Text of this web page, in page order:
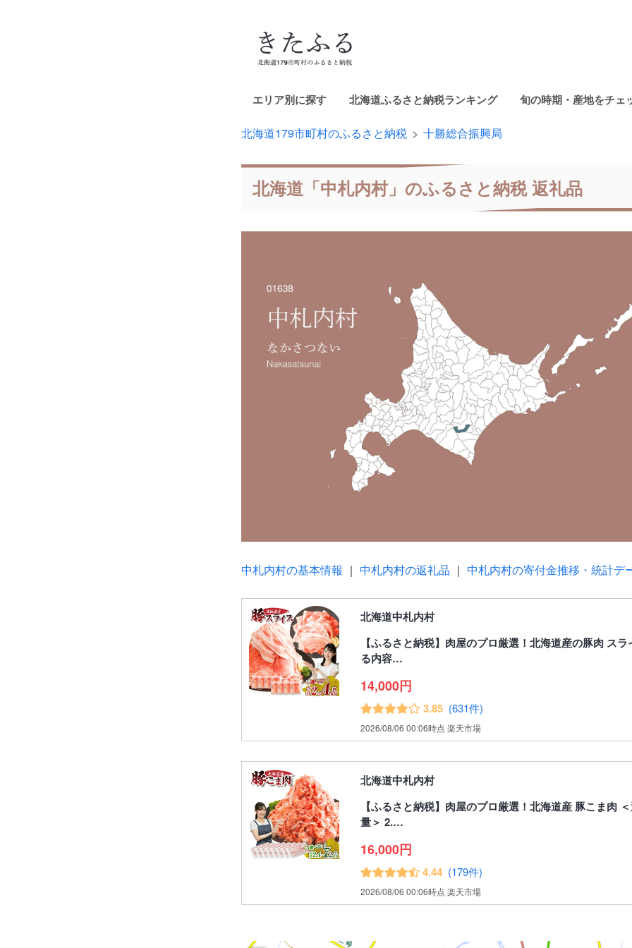
エリア別に探す 北海道ふるさと納税ランキング 旬の時期・産地をチェ
北海道179市町村のふるさと納税 十勝総合振興局
北海道「中札内村」のふるさと納税 返礼品
中札内村の基本情報 ｜ 中札内村の返礼品 ｜ 中札内村の寄付金推移・統計デ
北海道中札内村
【ふるさと納税】肉屋のプロ厳選！北海道産の豚肉 ス
る内容…
14,000円
3.85 (631件)
2026/08/06 00:06時点 楽天市場
北海道中札内村
【ふるさと納税】肉屋のプロ厳選！北海道産 豚こま肉
量＞ 2.…
16,000円
4.44 (179件)
2026/08/06 00:06時点 楽天市場